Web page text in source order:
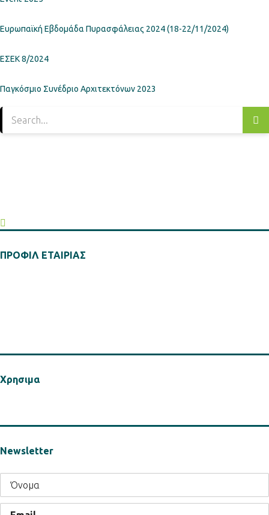
Ευρωπαϊκή Εβδομάδα Πυρασφάλειας 2024 (18-22/11/2024)
ΕΣΕΚ 8/2024
Παγκόσμιο Συνέδριο Αρχιτεκτόνων 2023
ΠΡΟΦΙΛ ΕΤΑΙΡΙΑΣ
Χρησιμα
Newsletter